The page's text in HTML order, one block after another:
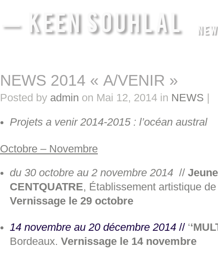
— KEEN SOUHLAL
NEWS 2014 « A/VENIR »
Posted by admin on Mai 12, 2014 in NEWS
Projets a venir 2014-2015 : l’océan austral
Octobre – Novembre
du 30 octobre au 2 novembre 2014 //
CENTQUATRE, Établissement artistique
Vernissage le 29 octobre
14 novembre au 20 décembre 2014 // ‘
Bordeaux. Vernissage le 14 novembre